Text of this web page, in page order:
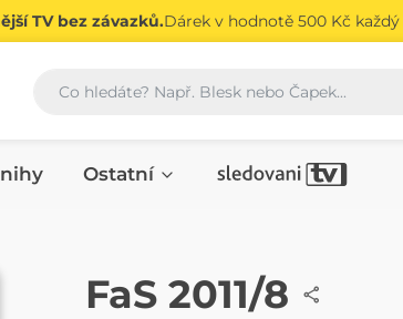
TV bez závazků.Dárek v hodnotě 500 Kč každý
Vyhledávání
Ostatní
ČASOPIS
FaS 2011/8